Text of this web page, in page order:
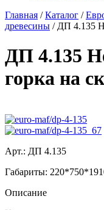
Главная /Каталог /
древесины / ДП 4.135
ДП 4.135
горка на
Арт.: ДП 4.135
Габариты:
Описание